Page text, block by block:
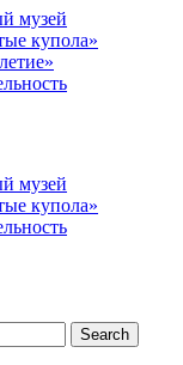
музей
купола»
музeй
купола»